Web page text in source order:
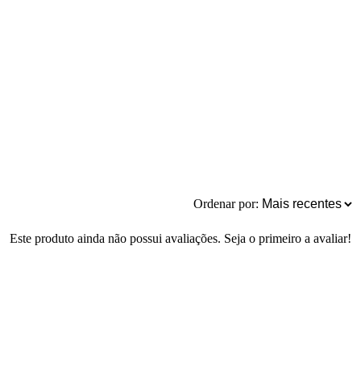
Ordenar por:
Este produto ainda não possui avaliações. Seja o primeiro a avaliar!